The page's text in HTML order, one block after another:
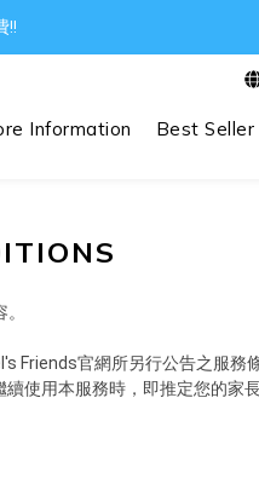
!!
Information Best Seller
Friends官網所另行公告之服務
使用本服務時，即推定您的家